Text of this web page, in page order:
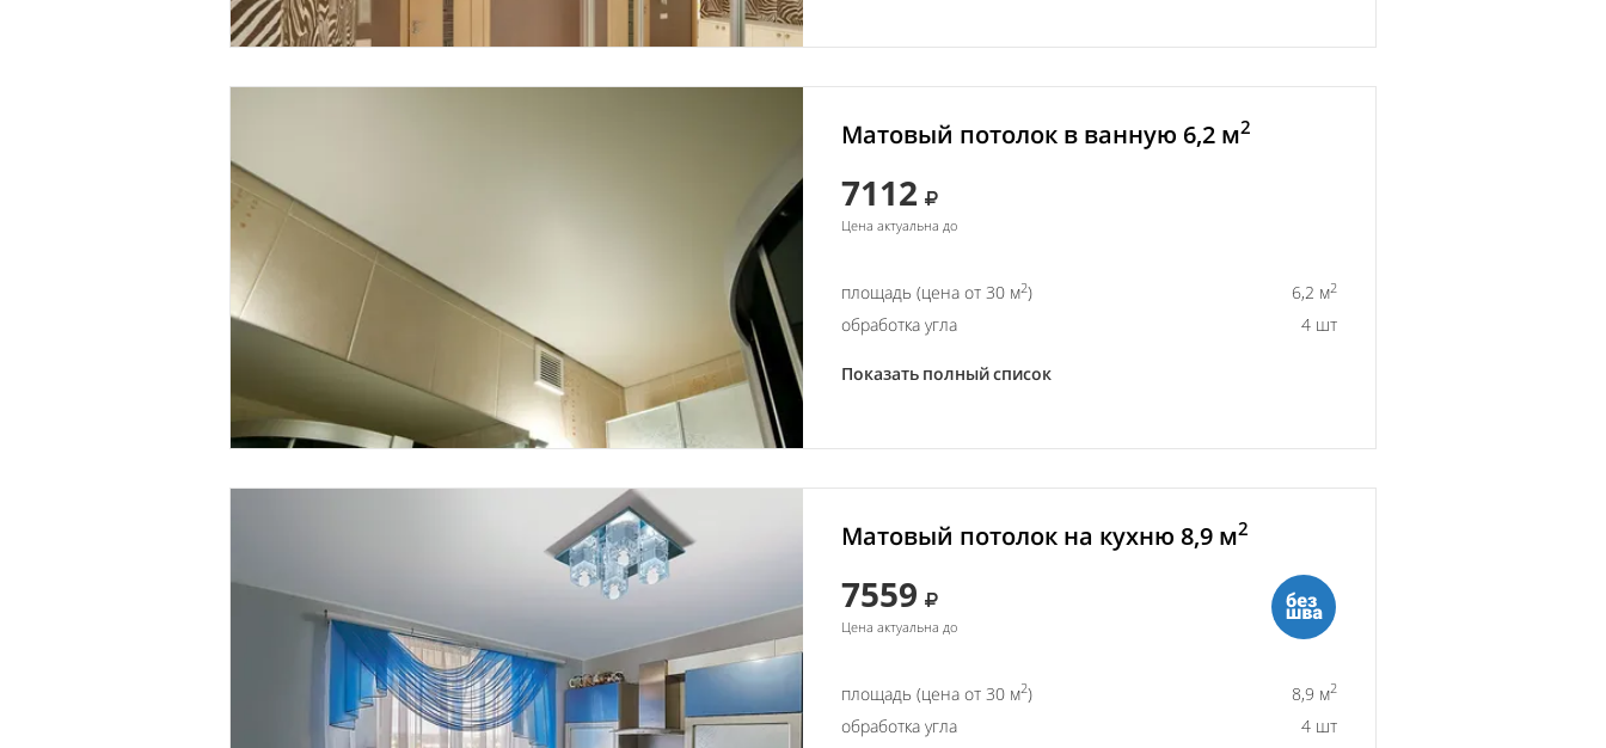
Матовый потолок в ванную 6,2 м2
7112
Цена актуальна до
площадь (цена от 30 м2) 6,2 м2
обработка угла 4 шт
Показать полный список
Матовый потолок на кухню 8,9 м2
7559
Цена актуальна до
площадь (цена от 30 м2) 8,9 м2
обработка угла 4 шт